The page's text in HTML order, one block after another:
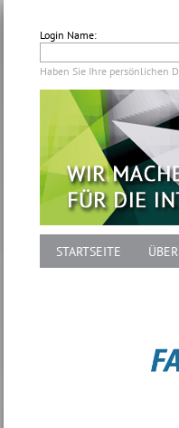
Login Name:
Haben Sie Ihre persönlichen
STARTSEITE